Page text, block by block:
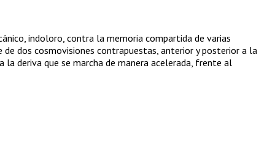
indoloro, contra la memoria compartida de varias
de dos cosmovisiones contrapuestas, anterior y posterior a la
deriva que se marcha de manera acelerada, frente al